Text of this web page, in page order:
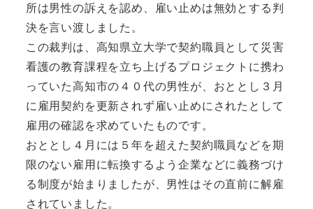
所は男性の訴えを認め、雇い止めは無効とする判
決を言い渡しました。
この裁判は、高知県立大学で契約職員として災害
看護の教育課程を立ち上げるプロジェクトに携わ
っていた高知市の４０代の男性が、おととし３月
に雇用契約を更新されず雇い止めにされたとして
雇用の確認を求めていたものです。
おととし４月には５年を超えた契約職員などを期
限のない雇用に転換するよう企業などに義務づけ
る制度が始まりましたが、男性はその直前に解雇
されていました。